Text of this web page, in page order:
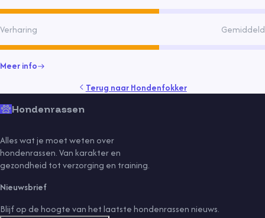
Verharing Gemiddeld
Meer info
Terug naarHondenfokker
Hondenrassen
Alles wat je moet weten over
hondenrassen. Van karakter en
gezondheid tot verzorging en training.
Nieuwsbrief
Blijf op de hoogte van het laatste hondenrassen nieuws.